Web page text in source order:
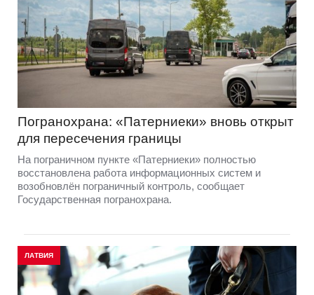
Погранохрана: «Патерниеки» вновь открыт
для пересечения границы
На пограничном пункте «Патерниеки» полностью
восстановлена работа информационных систем и
возобновлён пограничный контроль, сообщает
Государственная погранохрана.
ЛАТВИЯ